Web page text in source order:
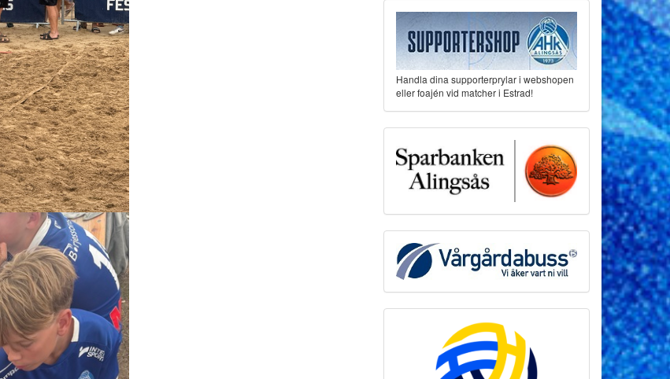
Handla dina supporterprylar i webshopen
eller foajén vid matcher i Estrad!